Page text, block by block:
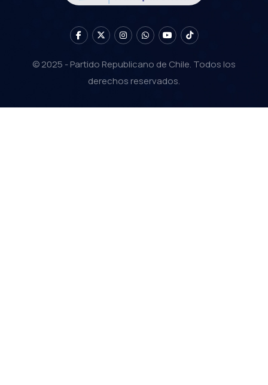
© 2025 - Partido Republicano de Chile. Todos los
derechos reservados.